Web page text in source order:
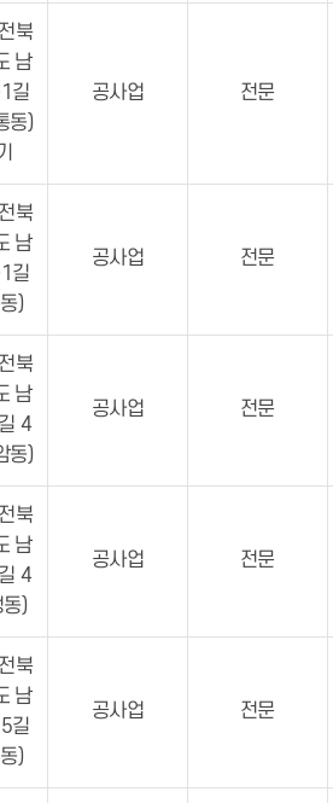
북
남
길
동)
공사업 전문
북
남
길
)
공사업 전문
북
남
4
동)
공사업 전문
북
남
4
)
공사업 전문
북
남
길
)
공사업 전문